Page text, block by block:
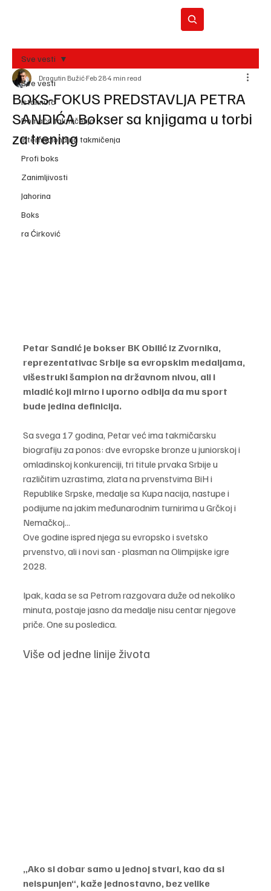
REC
Sve vesti
Istaknuto
Domaća takmičenja
Internacionalna takmičenja
Profi boks
Zanimljivosti
Jahorina
Boks
ra Ćirković
Sve vesti
BOKS-FOKUS PREDSTAVLJA PETRA
SANDIĆA Bokser sa knjigama u torbi
za trening
Dragutin Bužić Feb 284 min read
Petar Sandić je bokser BK Obilić iz Zvornika,
reprezentativac Srbije sa evropskim medaljama,
višestruki šampion na državnom nivou, ali i
mladić koji mirno i uporno odbija da mu sport
bude jedina definicija.
Sa svega 17 godina, Petar već ima takmičarsku
biografiju za ponos: dve evropske bronze u juniorskoj i
omladinskoj konkurenciji, tri titule prvaka Srbije u
različitim uzrastima, zlata na prvenstvima BiH i
Republike Srpske, medalje sa Kupa nacija, nastupe i
podijume na jakim međunarodnim turnirima u Grčkoj i
Nemačkoj...
Ove godine ispred njega su evropsko i svetsko
prvenstvo, ali i novi san - plasman na Olimpijske igre
2028.
Ipak, kada se sa Petrom razgovara duže od nekoliko
minuta, postaje jasno da medalje nisu centar njegove
priče. One su posledica.
Više od jedne linije života
„Ako si dobar samo u jednoj stvari, kao da si
neispunjen“, kaže jednostavno, bez velike